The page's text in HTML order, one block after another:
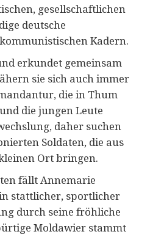
gesellschaftlichen
deutsche
Kadern.
erkundet gemeinsam
sie sich auch immer
die in Thum
die jungen Leute
daher suchen
Soldaten, die aus
Ort bringen.
fällt Annemarie
stattlicher, sportlicher
durch seine fröhliche
Moldawier stammt